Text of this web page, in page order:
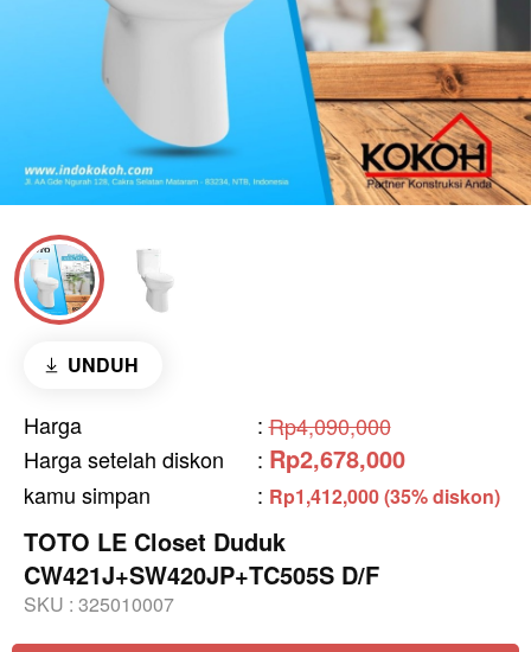
UNDUH
Harga : Rp4,090,000
Harga setelah diskon
: Rp2,678,000
kamu simpan : Rp1,412,000 (35% diskon)
TOTO LE Closet Duduk
CW421J+SW420JP+TC505S D/F
SKU : 325010007